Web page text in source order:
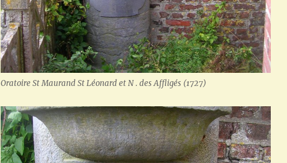
Oratoire St Maurand St Léonard et N . des Affligés (1727)